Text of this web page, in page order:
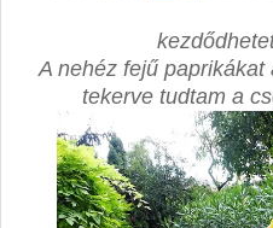
A nehéz fejű
tekerve tudtam a